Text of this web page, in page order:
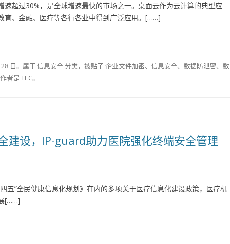
速超过30%，是全球增速最快的市场之一。桌面云作为云计算的典型应
育、金融、医疗等各行各业中得到广泛应用。[……]
日。属于信息安全分类，被贴了 企业文件加密、 信息安全、 数据防泄密、 数
作者是TEC。
建设，IP-guard助力医院强化终端安全管理
五”全民健康信息化规划》在内的多项关于医疗信息化建设政策，医疗机
[……]